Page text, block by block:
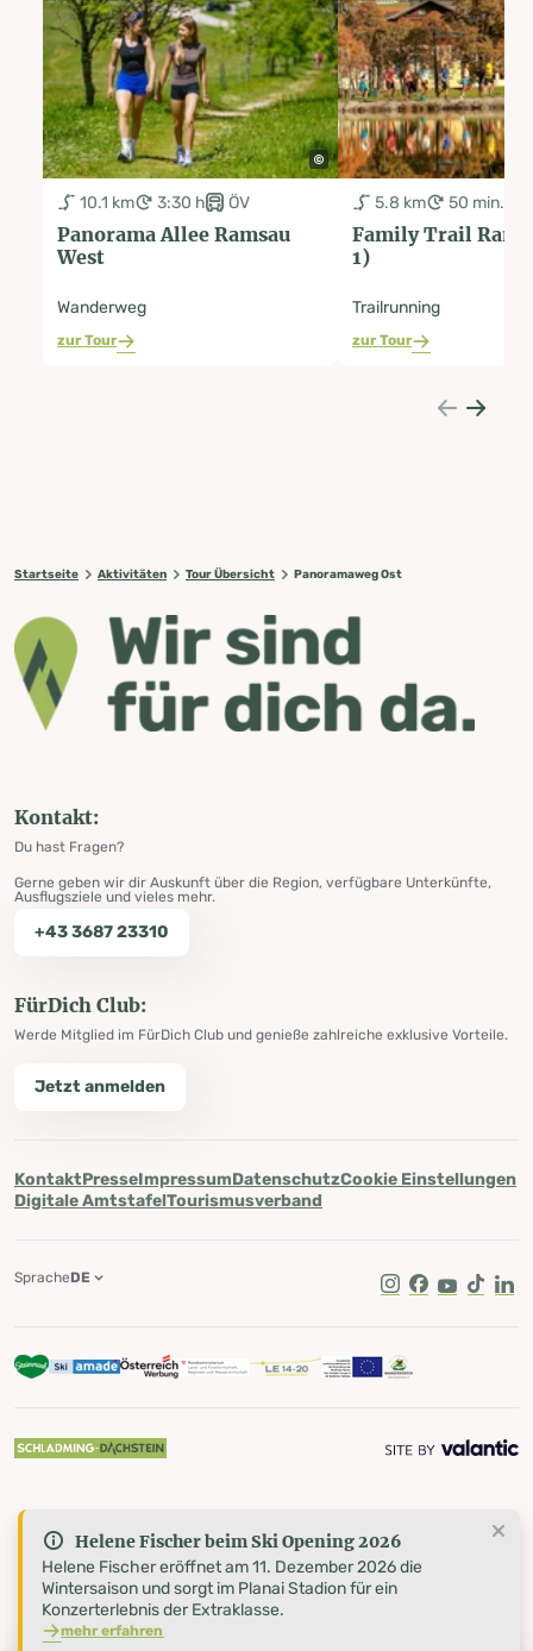
Helene Fischer beim Ski Opening 2026
Helene Fischer eröffnet am 11. Dezember 2026 die
Wintersaison und sorgt im Planai Stadion für ein
Konzerterlebnis der Extraklasse.
mehr erfahren
10.1 km 3:30 h ÖV
Panorama Allee Ramsau
West
Wanderweg
zur Tour
5.8 km 50 min.
Family Trail Ramsau
1)
Trailrunning
zur Tour
Startseite Aktivitäten Tour Übersicht Panoramaweg Ost
Kontakt:
Du hast Fragen?
Gerne geben wir dir Auskunft über die Region, verfügbare Unterkünfte,
Ausflugsziele und vieles mehr.
+43 3687 23310
FürDich Club:
Werde Mitglied im FürDich Club und genieße zahlreiche exklusive Vorteile.
Jetzt anmelden
KontaktPresseImpressumDatenschutzCookie Einstellungen
Digitale AmtstafelTourismusverband
Instagram
Facebook
Youtube
Tik Tok
SpracheDE